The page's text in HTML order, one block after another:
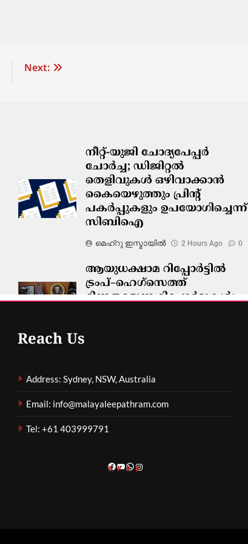
Next:
നീറ്റ്-യുജി ചോദ്യപേപ്പർ
ചോർച്ച; ഡിജിറ്റൽ
തെളിവുകൾ ഒഴിവാക്കാൻ
കൈയെഴുത്തും പ്രിന്റ്
പകർപ്പുകളും ഉപയോഗിച്ചെന്ന്
സിബിഐ
മെഹ്റു ഇസ്മായില്‍ 2 Hours Ago 0
ആയുധക്ഷാമ റിപ്പോർട്ടിൽ
ട്രംപ്–ഹെഗ്‌സെത്ത്
ഭിന്നതയെന്ന റിപ്പോർട്ടുകൾ;
Reach Us
Address: Sydney, NSW, Australia
Email: info@malayaleepathram.com
Tel: +61 403999791
Facebook
YouTube
WhatsApp
Instagram